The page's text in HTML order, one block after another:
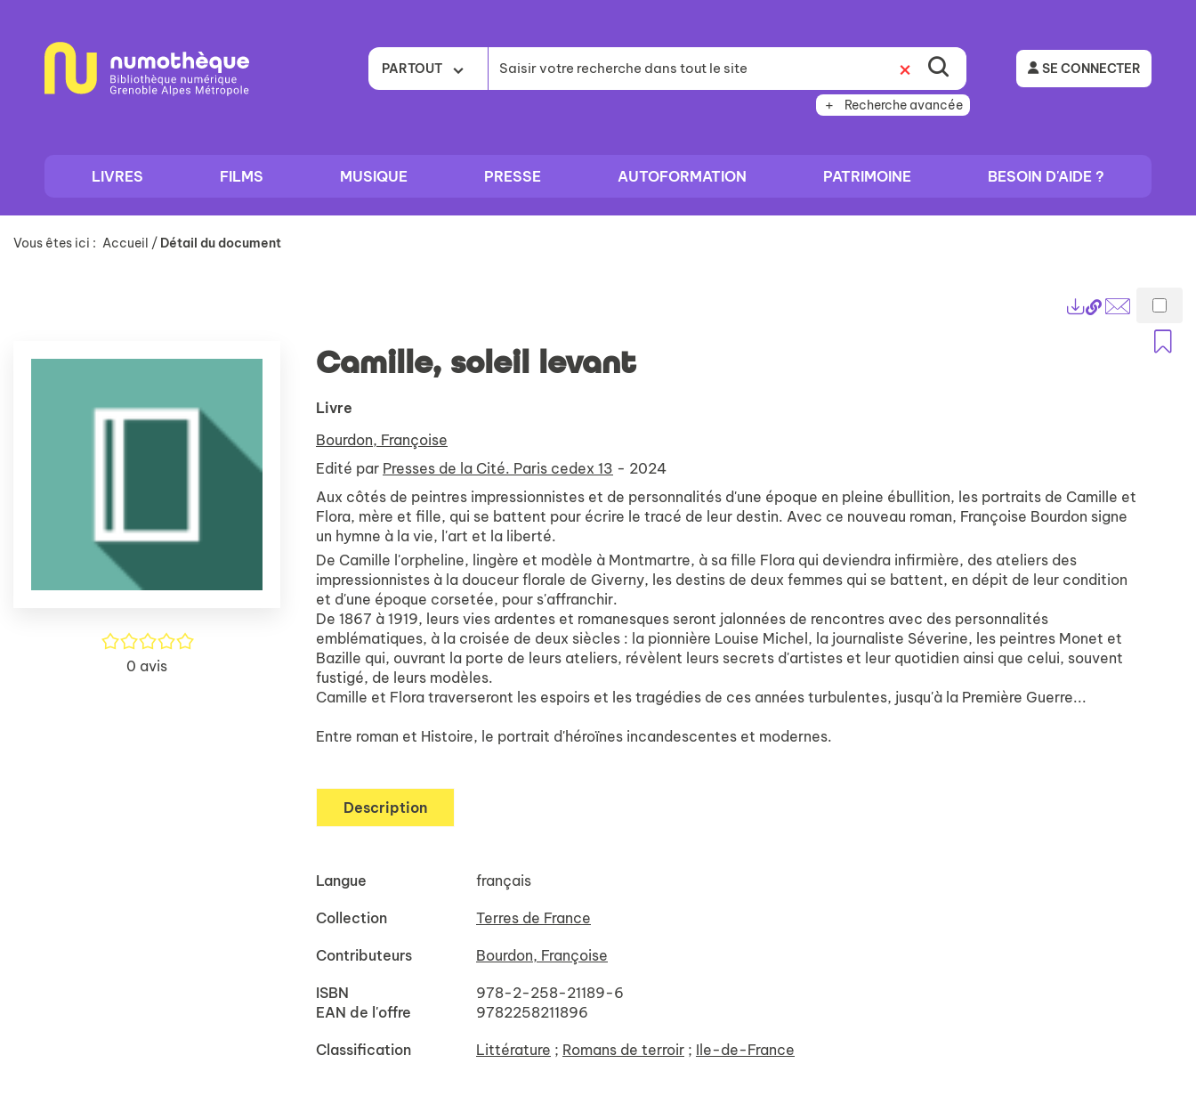
contenu
PARTOUT
Recherche avancée
SE CONNECTER
LIVRES FILMS MUSIQUE PRESSE AUTOFORMATION PATRIMOINE BESOIN D'AIDE ?
Vous êtes ici : Accueil / Détail du document
Lien
permanent
(Nouvelle
Envoyer
/5
0 avis
Camille, soleil levant
Livre
Bourdon, Françoise
Edité par Presses de la Cité. Paris cedex 13 - 2024
Aux côtés de peintres impressionnistes et de personnalités d'une époque en pleine ébullition, les portraits de Camille et
Flora, mère et fille, qui se battent pour écrire le tracé de leur destin. Avec ce nouveau roman, Françoise Bourdon signe
un hymne à la vie, l'art et la liberté.
De Camille l'orpheline, lingère et modèle à Montmartre, à sa fille Flora qui deviendra infirmière, des ateliers des
impressionnistes à la douceur florale de Giverny, les destins de deux femmes qui se battent, en dépit de leur condition
et d'une époque corsetée, pour s'affranchir.
De 1867 à 1919, leurs vies ardentes et romanesques seront jalonnées de rencontres avec des personnalités
emblématiques, à la croisée de deux siècles : la pionnière Louise Michel, la journaliste Séverine, les peintres Monet et
Bazille qui, ouvrant la porte de leurs ateliers, révèlent leurs secrets d'artistes et leur quotidien ainsi que celui, souvent
fustigé, de leurs modèles.
Camille et Flora traverseront les espoirs et les tragédies de ces années turbulentes, jusqu'à la Première Guerre...
Entre roman et Histoire, le portrait d'héroïnes incandescentes et modernes.
Description
Langue français
Collection Terres de France
Contributeurs Bourdon, Françoise
ISBN
978-2-258-21189-6
EAN de l'offre
9782258211896
Classification Littérature ; Romans de terroir ; Ile-de-France